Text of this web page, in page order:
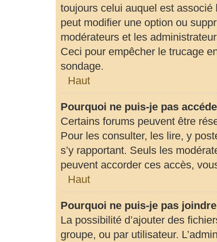
toujours celui auquel est associé
peut modifier une option ou
modérateurs et les
Ceci pour empêcher le trucage
sondage.
Haut
Pourquoi ne puis-je pas
Certains forums peuvent être
Pour les consulter, les lire, y
s’y rapportant. Seuls les
peuvent accorder ces accès,
Haut
Pourquoi ne puis-je pas
La possibilité d’ajouter des
groupe, ou par utilisateur.